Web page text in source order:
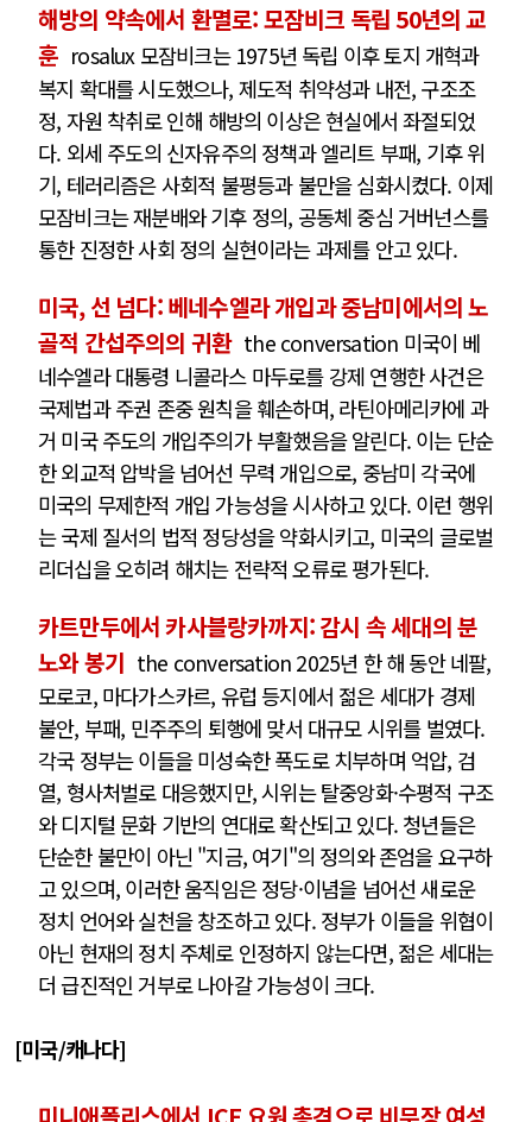
해방의 약속에서 환멸로: 모잠비크 독립 50년의 교
훈 rosalux 모잠비크는 1975년 독립 이후 토지 개혁과
복지 확대를 시도했으나, 제도적 취약성과 내전, 구조조
정, 자원 착취로 인해 해방의 이상은 현실에서 좌절되었
다. 외세 주도의 신자유주의 정책과 엘리트 부패, 기후 위
기, 테러리즘은 사회적 불평등과 불만을 심화시켰다. 이제
모잠비크는 재분배와 기후 정의, 공동체 중심 거버넌스를
통한 진정한 사회 정의 실현이라는 과제를 안고 있다.
미국, 선 넘다: 베네수엘라 개입과 중남미에서의 노
골적 간섭주의의 귀환 the conversation 미국이 베
네수엘라 대통령 니콜라스 마두로를 강제 연행한 사건은
국제법과 주권 존중 원칙을 훼손하며, 라틴아메리카에 과
거 미국 주도의 개입주의가 부활했음을 알린다. 이는 단순
한 외교적 압박을 넘어선 무력 개입으로, 중남미 각국에
미국의 무제한적 개입 가능성을 시사하고 있다. 이런 행위
는 국제 질서의 법적 정당성을 약화시키고, 미국의 글로벌
리더십을 오히려 해치는 전략적 오류로 평가된다.
카트만두에서 카사블랑카까지: 감시 속 세대의 분
노와 봉기 the conversation 2025년 한 해 동안 네팔,
모로코, 마다가스카르, 유럽 등지에서 젊은 세대가 경제
불안, 부패, 민주주의 퇴행에 맞서 대규모 시위를 벌였다.
각국 정부는 이들을 미성숙한 폭도로 치부하며 억압, 검
열, 형사처벌로 대응했지만, 시위는 탈중앙화·수평적 구조
와 디지털 문화 기반의 연대로 확산되고 있다. 청년들은
단순한 불만이 아닌 "지금, 여기"의 정의와 존엄을 요구하
고 있으며, 이러한 움직임은 정당·이념을 넘어선 새로운
정치 언어와 실천을 창조하고 있다. 정부가 이들을 위협이
아닌 현재의 정치 주체로 인정하지 않는다면, 젊은 세대는
더 급진적인 거부로 나아갈 가능성이 크다.
[미국/캐나다]